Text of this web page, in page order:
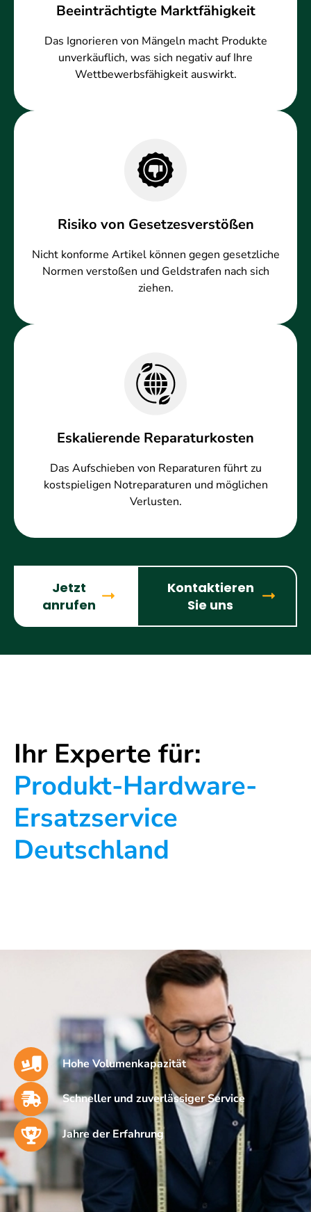
Beeinträchtigte Marktfähigkeit
Das Ignorieren von Mängeln macht Produkte
unverkäuflich, was sich negativ auf Ihre
Wettbewerbsfähigkeit auswirkt.
Risiko von Gesetzesverstößen
Nicht konforme Artikel können gegen gesetzliche
Normen verstoßen und Geldstrafen nach sich
ziehen.
Eskalierende Reparaturkosten
Das Aufschieben von Reparaturen führt zu
kostspieligen Notreparaturen und möglichen
Verlusten.
Jetzt
anrufen
Kontaktieren
Sie uns
Ihr Experte für:
Produkt-Hardware-
Ersatzservice
Deutschland
Hohe Volumenkapazität
Schneller und zuverlässiger Service
Jahre der Erfahrung